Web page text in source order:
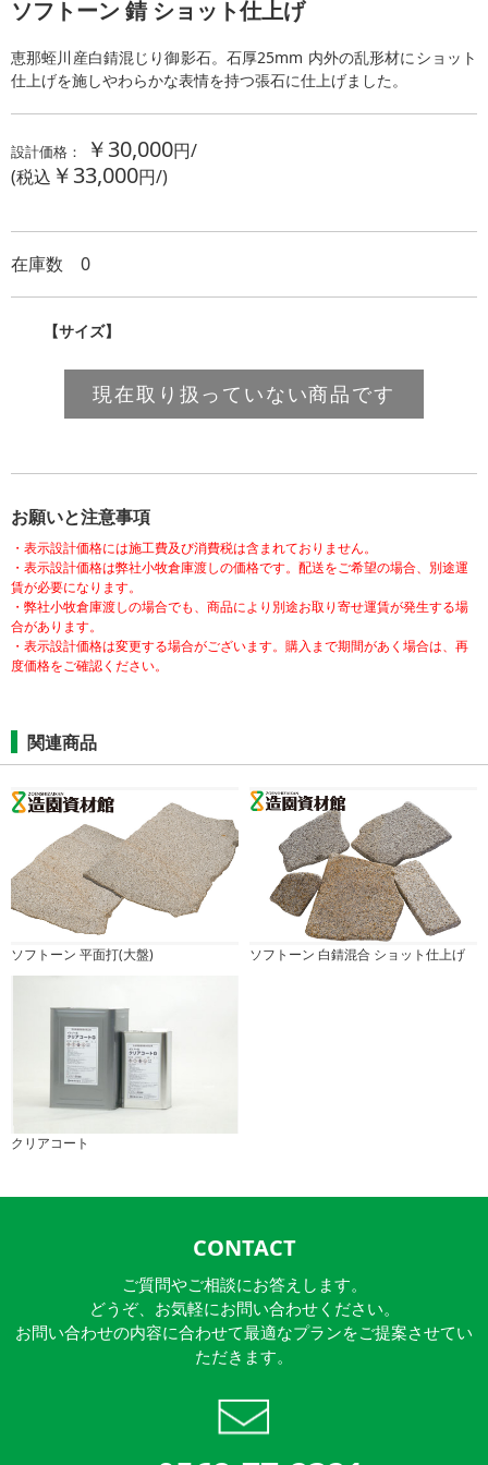
ソフトーン 錆 ショット仕上げ
恵那蛭川産白錆混じり御影石。石厚25mm 内外の乱形材にショット
仕上げを施しやわらかな表情を持つ張石に仕上げました。
設計価格： ￥30,000円/
(税込 ￥33,000円/)
在庫数 0
【サイズ】
現在取り扱っていない商品です
お願いと注意事項
・表示設計価格には施工費及び消費税は含まれておりません。
・表示設計価格は弊社小牧倉庫渡しの価格です。配送をご希望の場合、別途運
賃が必要になります。
・弊社小牧倉庫渡しの場合でも、商品により別途お取り寄せ運賃が発生する場
合があります。
・表示設計価格は変更する場合がございます。購入まで期間があく場合は、再
度価格をご確認ください。
関連商品
ソフトーン 平面打(大盤) ソフトーン 白錆混合 ショット仕上げ
クリアコート
CONTACT
ご質問やご相談にお答えします。
どうぞ、お気軽にお問い合わせください。
お問い合わせの内容に合わせて最適なプランをご提案させてい
ただきます。